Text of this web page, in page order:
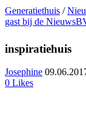
Generatiethuis /
gast bij de
inspiratiehuis
Josephine
0 Likes